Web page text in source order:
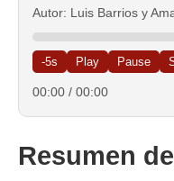
Autor: Luis Barrios y
-5s Play Pause
00:00 / 00:00
Resumen